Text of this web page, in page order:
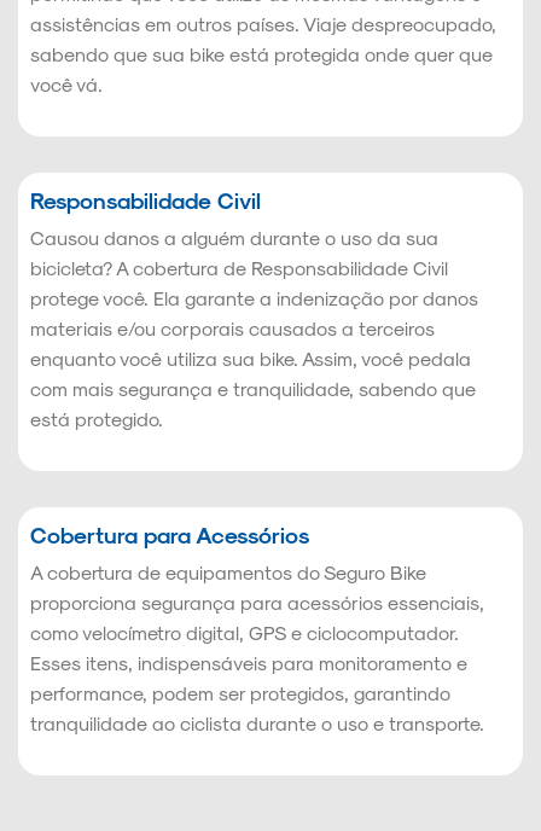
assistências em outros países. Viaje despreocupado,
sabendo que sua bike está protegida onde quer que
você vá.
Responsabilidade Civil
Causou danos a alguém durante o uso da sua
bicicleta? A cobertura de Responsabilidade Civil
protege você. Ela garante a indenização por danos
materiais e/ou corporais causados a terceiros
enquanto você utiliza sua bike. Assim, você pedala
com mais segurança e tranquilidade, sabendo que
está protegido.
Cobertura para Acessórios
A cobertura de equipamentos do Seguro Bike
proporciona segurança para acessórios essenciais,
como velocímetro digital, GPS e ciclocomputador.
Esses itens, indispensáveis para monitoramento e
performance, podem ser protegidos, garantindo
tranquilidade ao ciclista durante o uso e transporte.